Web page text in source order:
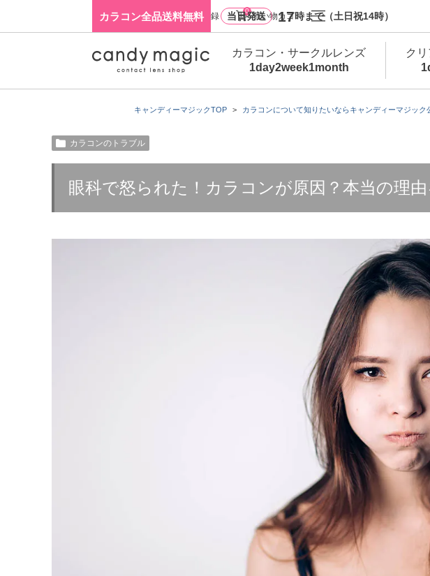
カラコン全品送料無料 当日発送 17時まで（土日祝14時）
キャンディーマジックTOP カラコンについて知りたいならキャンディーマジック
カラコンのトラブル
眼科で怒られた！カラコンが原因？本当の理由
ログイン・新規会員登録
0
買い物カゴ
カラコン・サークルレンズ
1day2week1month
ク
新商品